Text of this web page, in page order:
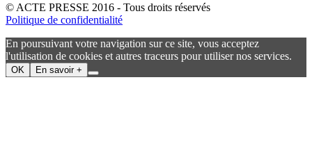
© ACTE PRESSE 2016 - Tous droits réservés
Politique de confidentialité
En poursuivant votre navigation sur ce site, vous acceptez
l'utilisation de cookies et autres traceurs pour utiliser nos services.
OK En savoir +